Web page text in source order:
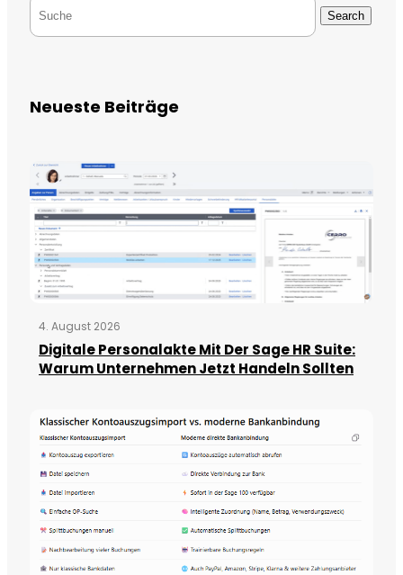
Search
Neueste Beiträge
4. August 2026
Digitale Personalakte Mit Der Sage HR Suite:
Warum Unternehmen Jetzt Handeln Sollten